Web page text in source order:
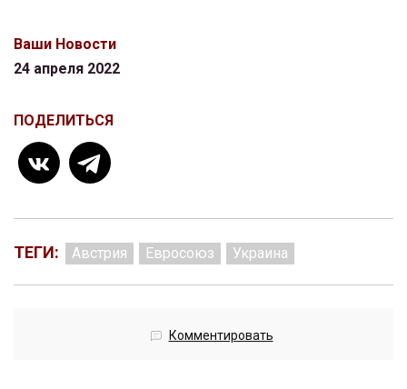
Ваши Новости
24 апреля 2022
ПОДЕЛИТЬСЯ
ТЕГИ: Австрия Евросоюз Украина
Комментировать